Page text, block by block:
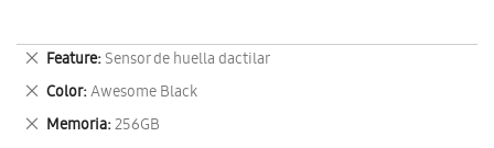
Feature Sensor de huella dactilar
Eliminar
este
artículo
Color Awesome Black
Eliminar
este
artículo
Memoria 256GB
Eliminar